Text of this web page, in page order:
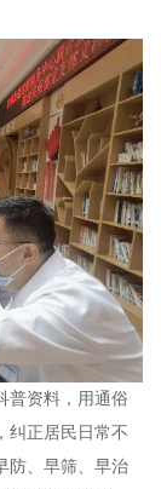
普资料，用通俗
纠正居民日常不
防、早筛、早治